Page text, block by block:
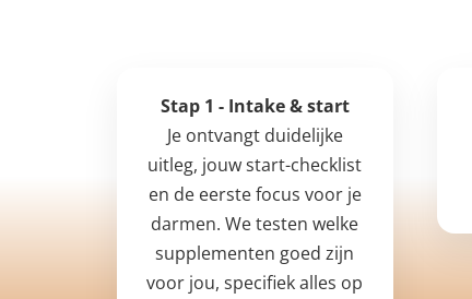
Stap 1 - Intake & start
Je ontvangt duidelijke
uitleg, jouw start-checklist
en de eerste focus voor je
darmen. We testen welke
supplementen goed zijn
voor jou, specifiek alles op